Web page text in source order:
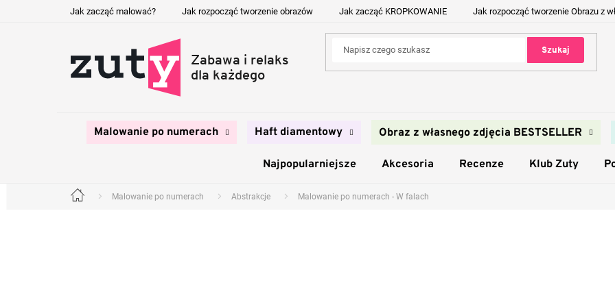
Jak zacząć malować? Jak rozpocząć tworzenie obrazów Jak zacząć KROPKOWANIE Jak rozpocząć tworzenie Obrazu z
Szukaj
Malowanie po numerach Haft diamentowy Obraz z własnego zdjęcia BESTSELLER
Najpopularniejsze Akcesoria Recenze Klub Zuty
Home Malowanie po numerach Abstrakcje Malowanie po numerach - W falach